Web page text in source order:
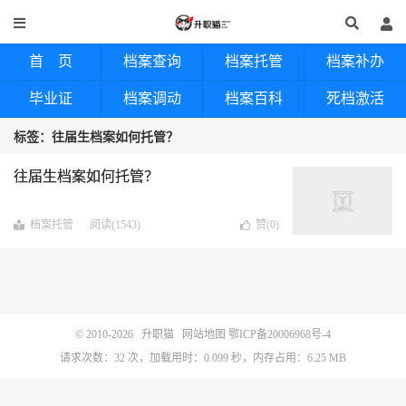
首 页 档案查询 档案托管 档案补办
毕业证 档案调动 档案百科 死档激活
标签：往届生档案如何托管？
往届生档案如何托管？
档案托管 阅读(1543) 赞(0)
© 2010-2026 升职猫 网站地图 鄂ICP备20006968号-4
请求次数：32 次，加载用时：0.099 秒，内存占用：6.25 MB